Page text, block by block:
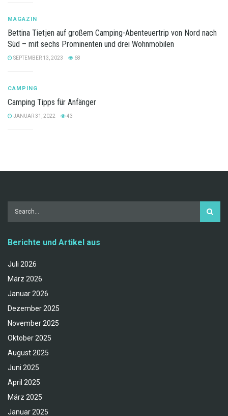
MAGAZIN
Bettina Tietjen auf großem Camping-Abenteuertrip von Nord nach
Süd – mit sechs Prominenten und drei Wohnmobilen
SEPTEMBER 13, 2023 68
CAMPING
Camping Tipps für Anfänger
JANUAR 31, 2022 43
Berichte und Artikel aus
Juli 2026
März 2026
Januar 2026
Dezember 2025
November 2025
Oktober 2025
August 2025
Juni 2025
April 2025
März 2025
Januar 2025